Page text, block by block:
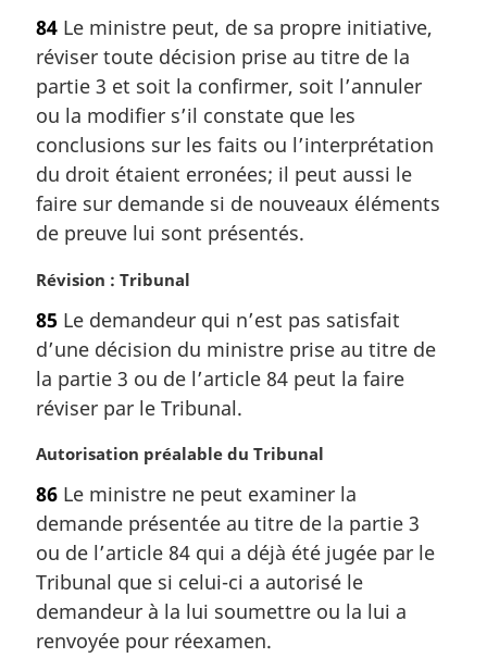
t
e
m
a
g
i
n
a
e
84 Le ministre peut, de sa propre initiative,
réviser toute décision prise au titre de la
partie 3 et soit la confirmer, soit l’annuler
ou la modifier s’il constate que les
conclusions sur les faits ou l’interprétation
du droit étaient erronées; il peut aussi le
faire sur demande si de nouveaux éléments
de preuve lui sont présentés.
N
t
e
m
r
g
n
a
e
:
Révision : Tribunal
85 Le demandeur qui n’est pas satisfait
d’une décision du ministre prise au titre de
la partie 3 ou de l’article 84 peut la faire
réviser par le Tribunal.
N
t
e
m
a
g
i
Autorisation préalable du Tribunal
86 Le ministre ne peut examiner la
demande présentée au titre de la partie 3
ou de l’article 84 qui a déjà été jugée par le
Tribunal que si celui-ci a autorisé le
demandeur à la lui soumettre ou la lui a
renvoyée pour réexamen.